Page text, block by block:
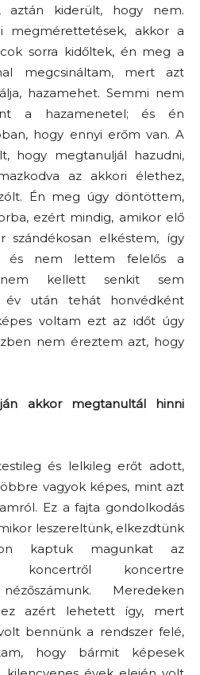
aztán kiderült, hogy nem.
megmérettetések, akkor a
sorra kidőltek, én meg a
megcsináltam, mert azt
hazamehet. Semmi nem
a hazamenetel; és én
hogy ennyi erőm van. A
hogy megtanuljál hazudni,
az akkori élethez,
Én meg úgy döntöttem,
ezért mindig, amikor elő
szándékosan elkéstem, így
és nem lettem felelős a
kellett senkit sem
év után tehát honvédként
voltam ezt az időt úgy
nem éreztem azt, hogy
akkor megtanultál hinni
és lelkileg erőt adott,
vagyok képes, mint azt
Ez a fajta gondolkodás
leszereltünk, elkezdtünk
kaptuk magunkat az
koncertről koncertre
Meredeken
azért lehetett így, mert
bennünk a rendszer felé,
hogy bármit képesek